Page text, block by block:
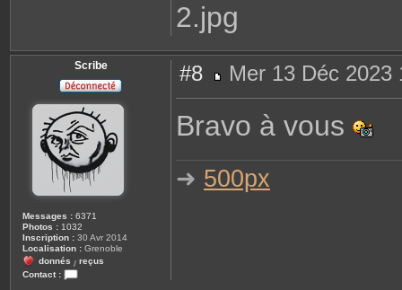
2.jpg
Scribe
Messages : 6371
Photos : 1032
Inscription : 30 Avr 2014
Localisation : Grenoble
donnés / reçus
Contact :
#8
e
a
Mer 13 Déc 2023
Bravo à vous
➜ 500px